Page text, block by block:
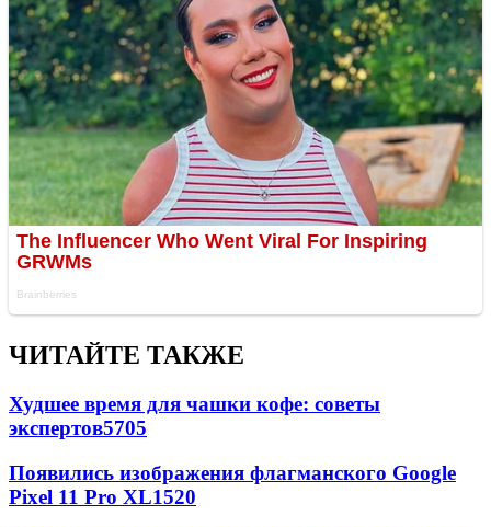
ЧИТАЙТЕ ТАКЖЕ
Худшее время для чашки кофе: советы
экспертов5705
Появились изображения флагманского Google
Pixel 11 Pro XL1520